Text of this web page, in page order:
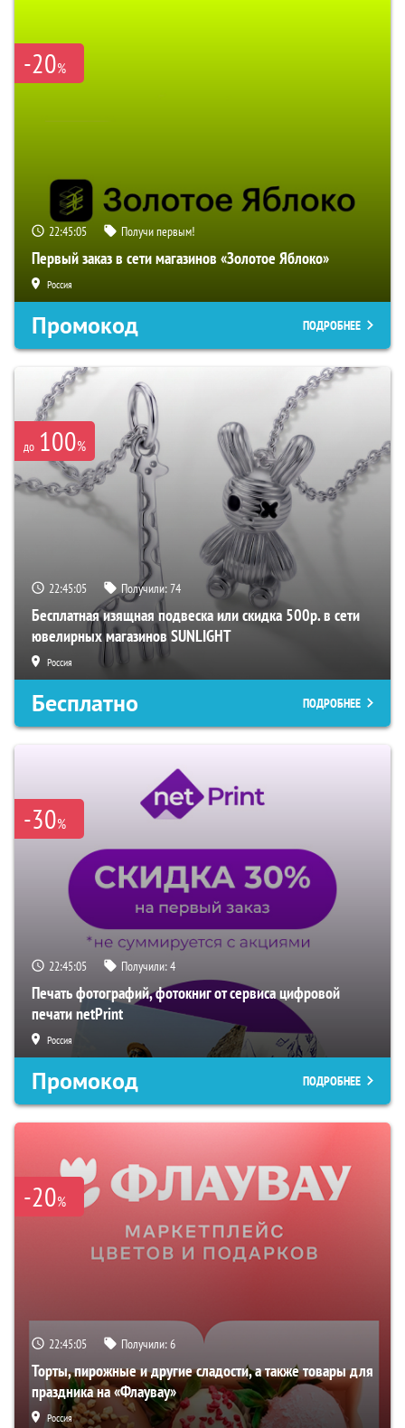
-20%
22:45:04 Получи первым!
Первый заказ в сети магазинов «Золотое Яблоко»
Россия
Промокод ПОДРОБНЕЕ
до 100%
22:45:04 Получили:74
Бесплатная изящная подвеска или скидка 500р. в сети
ювелирных магазинов SUNLIGHT
Россия
Бесплатно ПОДРОБНЕЕ
-30%
22:45:04 Получили:4
Печать фотографий, фотокниг от сервиса цифровой
печати netPrint
Россия
Промокод ПОДРОБНЕЕ
-20%
22:45:04 Получили:6
Торты, пирожные и другие сладости, а также товары для
праздника на «Флаувау»
Россия